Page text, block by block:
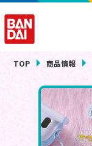
TOP 商品情報